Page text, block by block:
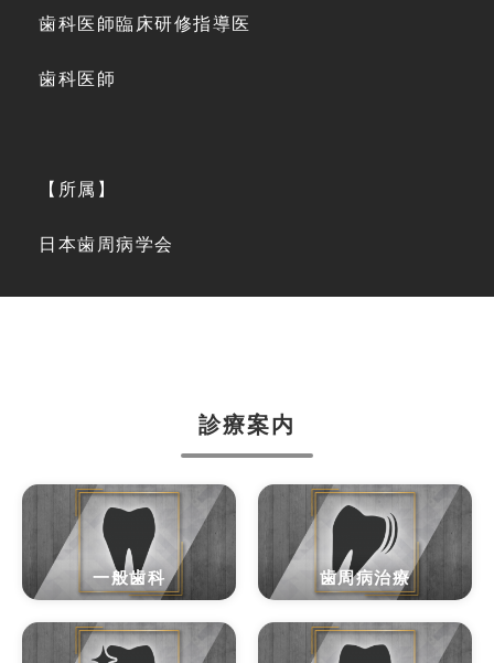
歯科医師臨床研修指導医
歯科医師
【所属】
日本歯周病学会
診療案内
一般歯科 歯周病治療